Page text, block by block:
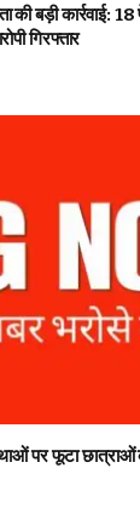
की बड़ी कार्रवाई:
गिरफ्तार
पर फूटा छात्राओं